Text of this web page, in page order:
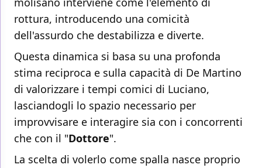
rottura, introducendo una comicità
dell'assurdo che destabilizza e diverte.
Questa dinamica si basa su una profonda
stima reciproca e sulla capacità di De Martino
di valorizzare i tempi comici di Luciano,
lasciandogli lo spazio necessario per
improvvisare e interagire sia con i concorrenti
che con il "Dottore".
La scelta di volerlo come spalla nasce proprio